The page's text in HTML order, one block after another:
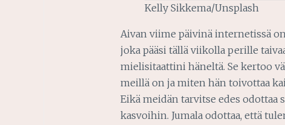
Kelly Sikkema/Unsplash
Aivan viime päivinä internetissä
joka pääsi tällä viikolla perille
mielisitaattini häneltä. Se kertoo
meillä on ja miten hän toivottaa
Eikä meidän tarvitse edes odottaa
kasvoihin. Jumala odottaa, että